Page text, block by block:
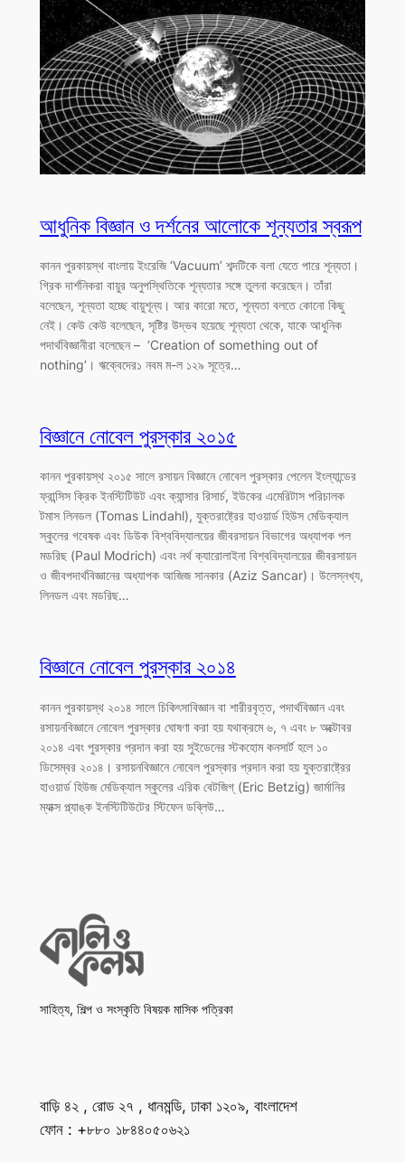
আধুনিক বিজ্ঞান ও দর্শনের আলোকে শূন্যতার স্বরূপ
কানন পুরকায়স্থ বাংলায় ইংরেজি ‘Vacuum’ শব্দটিকে বলা যেতে পারে শূন্যতা।
গ্রিক দার্শনিকরা বায়ুর অনুপস্থিতিকে শূন্যতার সঙ্গে তুলনা করেছেন। তাঁরা
বলেছেন, শূন্যতা হচ্ছে বায়ুশূন্য। আর কারো মতে, শূন্যতা বলতে কোনো কিছু
নেই। কেউ কেউ বলেছেন, সৃষ্টির উদ্ভব হয়েছে শূন্যতা থেকে, যাকে আধুনিক
পদার্থবিজ্ঞানীরা বলেছেন – ‘Creation of something out of
nothing’। ঋক্বেদের১ নবম ম-ল ১২৯ সূত্রে…
বিজ্ঞানে নোবেল পুরস্কার ২০১৫
কানন পুরকায়স্থ ২০১৫ সালে রসায়ন বিজ্ঞানে নোবেল পুরস্কার পেলেন ইংল্যান্ডের
ফ্রান্সিস ক্রিক ইনস্টিটিউট এবং ক্যান্সার রিসার্চ, ইউকের এমেরিটাস পরিচালক
টমাস লিনডল (Tomas Lindahl), যুক্তরাষ্ট্রের হাওয়ার্ড হিউস মেডিক্যাল
স্কুলের গবেষক এবং ডিউক বিশ্ববিদ্যালয়ের জীবরসায়ন বিভাগের অধ্যাপক পল
মডরিছ (Paul Modrich) এবং নর্থ ক্যারোলাইনা বিশ্ববিদ্যালয়ের জীবরসায়ন
ও জীবপদার্থবিজ্ঞানের অধ্যাপক আজিজ সানকার (Aziz Sancar)। উলেস্নখ্য,
লিনডল এবং মডরিছ…
বিজ্ঞানে নোবেল পুরস্কার ২০১৪
কানন পুরকায়স্থ ২০১৪ সালে চিকিৎসাবিজ্ঞান বা শারীরবৃত্ত, পদার্থবিজ্ঞান এবং
রসায়নবিজ্ঞানে নোবেল পুরস্কার ঘোষণা করা হয় যথাক্রমে ৬, ৭ এবং ৮ অক্টোবর
২০১৪ এবং পুরস্কার প্রদান করা হয় সুইডেনের স্টকহোম কনসার্ট হলে ১০
ডিসেম্বর ২০১৪। রসায়নবিজ্ঞানে নোবেল পুরস্কার প্রদান করা হয় যুক্তরাষ্ট্রের
হাওয়ার্ড হিউজ মেডিক্যাল স্কুলের এরিক বেটজিগ্ (Eric Betzig) জার্মানির
ম্যাক্স প্ল্যাঙ্ক ইনস্টিটিউটের স্টিফেন ডব্লিউ…
সাহিত্য, শিল্প ও সংস্কৃতি বিষয়ক মাসিক পত্রিকা
বাড়ি ৪২ , রোড ২৭ , ধানমন্ডি, ঢাকা ১২০৯, বাংলাদেশ
ফোন : +৮৮০ ১৮৪৪০৫০৬২১